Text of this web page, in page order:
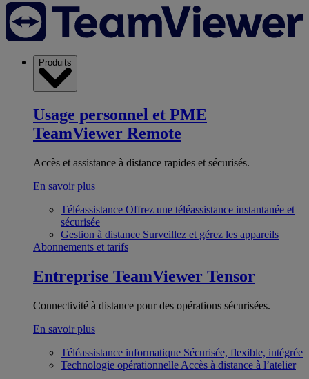
Produits
Usage personnel et PME
TeamViewer Remote
Accès et assistance à distance rapides et sécurisés.
En savoir plus
Téléassistance Offrez une téléassistance instantanée et
sécurisée
Gestion à distance Surveillez et gérez les appareils
Abonnements et tarifs
Entreprise TeamViewer Tensor
Connectivité à distance pour des opérations sécurisées.
En savoir plus
Téléassistance informatique Sécurisée, flexible, intégrée
Technologie opérationnelle Accès à distance à l’atelier